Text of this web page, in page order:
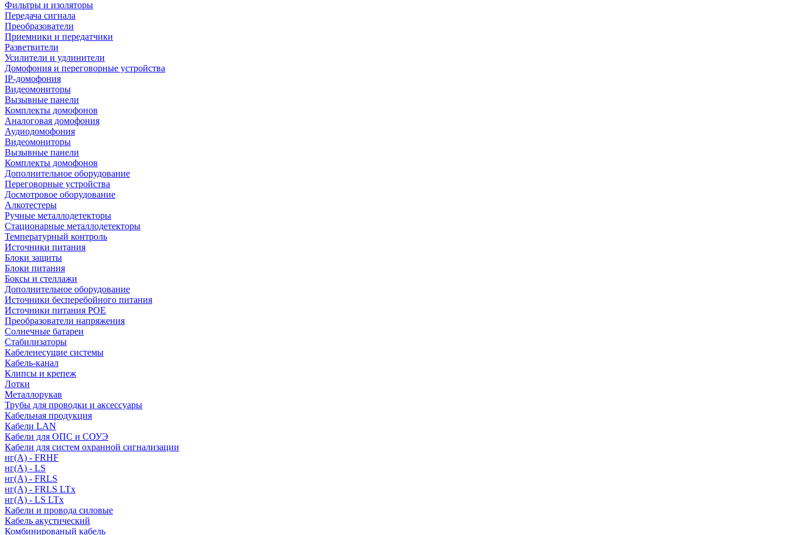
Фильтры и изоляторы
Передача сигнала
Преобразователи
Приемники и передатчики
Разветвители
Усилители и удлинители
Домофония и переговорные устройства
IP-домофония
Видеомониторы
Вызывные панели
Комплекты домофонов
Аналоговая домофония
Аудиодомофония
Видеомониторы
Вызывные панели
Комплекты домофонов
Дополнительное оборудование
Переговорные устройства
Досмотровое оборудование
Алкотестеры
Ручные металлодетекторы
Стационарные металлодетекторы
Температурный контроль
Источники питания
Блоки защиты
Блоки питания
Боксы и стеллажи
Дополнительное оборудование
Источники бесперебойного питания
Источники питания POE
Преобразователи напряжения
Солнечные батареи
Стабилизаторы
Кабеленесущие системы
Кабель-канал
Клипсы и крепеж
Лотки
Металлорукав
Трубы для проводки и аксессуары
Кабельная продукция
Кабели LAN
Кабели для ОПС и СОУЭ
Кабели для систем охранной сигнализации
нг(A) - FRHF
нг(A) - LS
нг(А) - FRLS
нг(А) - FRLS LTx
нг(А) - LS LTx
Кабели и провода силовые
Кабель акустический
Комбинированый кабель